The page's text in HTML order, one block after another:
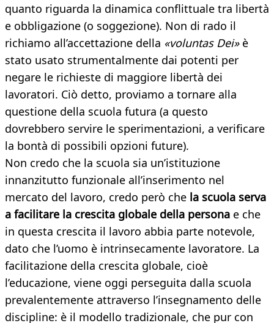
quanto riguarda la dinamica conflittuale tra libertà
e obbligazione (o soggezione). Non di rado il
richiamo all’accettazione della «voluntas Dei»è
stato usato strumentalmente dai potenti per
negare le richieste di maggiore libertà dei
lavoratori. Ciò detto, proviamo a tornare alla
questione della scuola futura (a questo
dovrebbero servire le sperimentazioni, a verificare
la bontà di possibili opzioni future).
Non credo che la scuola sia un’istituzione
innanzitutto funzionale all’inserimento nel
mercato del lavoro, credo però che la scuola serva
a facilitare la crescita globale della persona e che
in questa crescita il lavoro abbia parte notevole,
dato che l’uomo è intrinsecamente lavoratore. La
facilitazione della crescita globale, cioè
l’educazione, viene oggi perseguita dalla scuola
prevalentemente attraverso l’insegnamento delle
discipline: è il modello tradizionale, che pur con